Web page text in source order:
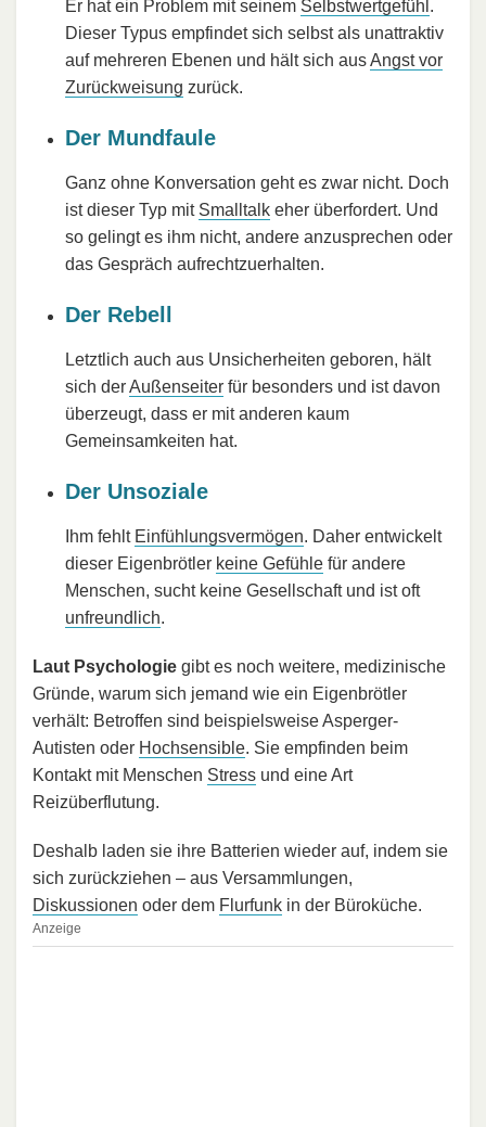
Er hat ein Problem mit seinem Selbstwertgefühl .
Dieser Typus empfindet sich selbst als unattraktiv
auf mehreren Ebenen und hält sich ausAngst vor
Zurückweisung zurück.
Der Mundfaule
Ganz ohne Konversation geht es zwar nicht. Doch
ist dieser Typ mit Smalltalk eher überfordert. Und
so gelingt es ihm nicht, andere anzusprechen oder
das Gespräch aufrechtzuerhalten.
Der Rebell
Letztlich auch aus Unsicherheiten geboren, hält
sich derAußenseiter für besonders und ist davon
überzeugt, dass er mit anderen kaum
Gemeinsamkeiten hat.
Der Unsoziale
Ihm fehlt Einfühlungsvermögen. Daher entwickelt
dieser Eigenbrötler keine Gefühle für andere
Menschen, sucht keine Gesellschaft und ist oft
unfreundlich.
Laut Psychologie gibt es noch weitere, medizinische
Gründe, warum sich jemand wie ein Eigenbrötler
verhält: Betroffen sind beispielsweise Asperger-
Autisten oder Hochsensible. Sie empfinden beim
Kontakt mit Menschen Stress und eine Art
Reizüberflutung.
Deshalb laden sie ihre Batterien wieder auf, indem sie
sich zurückziehen – aus Versammlungen,
Diskussionen oder dem Flurfunk in der Büroküche.
Anzeige